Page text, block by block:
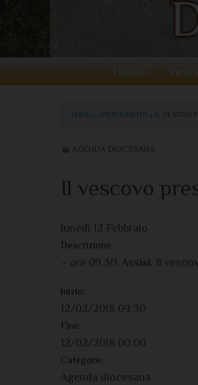
Home
HOME APPUNTAMENTI IL VESCOVO
AGENDA DIOCESANA
Il vescovo
lunedì 12 Febbraio
Descrizione:
– ore 09.30 Assisi Il
Inizio:
12/02/2018 09:30
Fine:
12/02/2018 00:00
Categorie:
Agenda diocesana